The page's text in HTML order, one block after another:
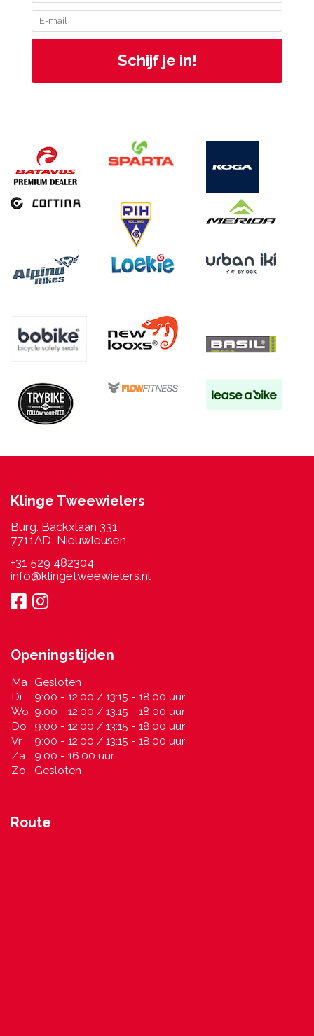
Klinge Tweewielers
Burg. Backxlaan 331
7711AD Nieuwleusen
+31 529 482304
info@klingetweewielers.nl
Openingstijden
Ma Gesloten
Di
9:00 - 12:00 / 13:15 - 18:00 uur
Wo 9:00 - 12:00 / 13:15 - 18:00 uur
Do
9:00 - 12:00 / 13:15 - 18:00 uur
Vr
9:00 - 12:00 / 13:15 - 18:00 uur
Za
9:00 - 16:00 uur
Zo
Gesloten
Route